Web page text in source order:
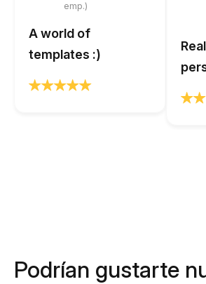
emp.)
A world of
templates :)
Podrían gustarte